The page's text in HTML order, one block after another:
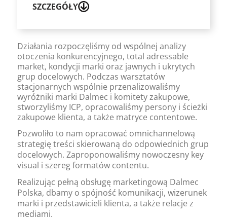
SZCZEGÓŁY
Działania rozpoczęliśmy od wspólnej analizy
otoczenia konkurencyjnego, total adressable
market, kondycji marki oraz jawnych i ukrytych
grup docelowych. Podczas warsztatów
stacjonarnych wspólnie przenalizowaliśmy
wyróżniki marki Dalmec i komitety zakupowe,
stworzyliśmy ICP, opracowaliśmy persony i ścieżki
zakupowe klienta, a także matryce contentowe.
Pozwoliło to nam opracować omnichannelową
strategię treści skierowaną do odpowiednich grup
docelowych. Zaproponowaliśmy nowoczesny key
visual i szereg formatów contentu.
Realizując pełną obsługę marketingową Dalmec
Polska, dbamy o spójność komunikacji, wizerunek
marki i przedstawicieli klienta, a także relacje z
mediami.